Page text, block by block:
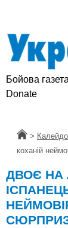
Бойова
Donate
Головна
>
коханій
ДВОЄ НА